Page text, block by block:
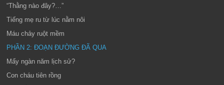
“Thằng nào đây?…”
Tiếng mẹ ru từ lúc nằm nôi
Máu chảy ruột mềm
PHẦN 2: ĐOẠN ĐƯỜNG ĐÃ QUA
Mấy ngàn năm lịch sử?
Con cháu tiên rồng